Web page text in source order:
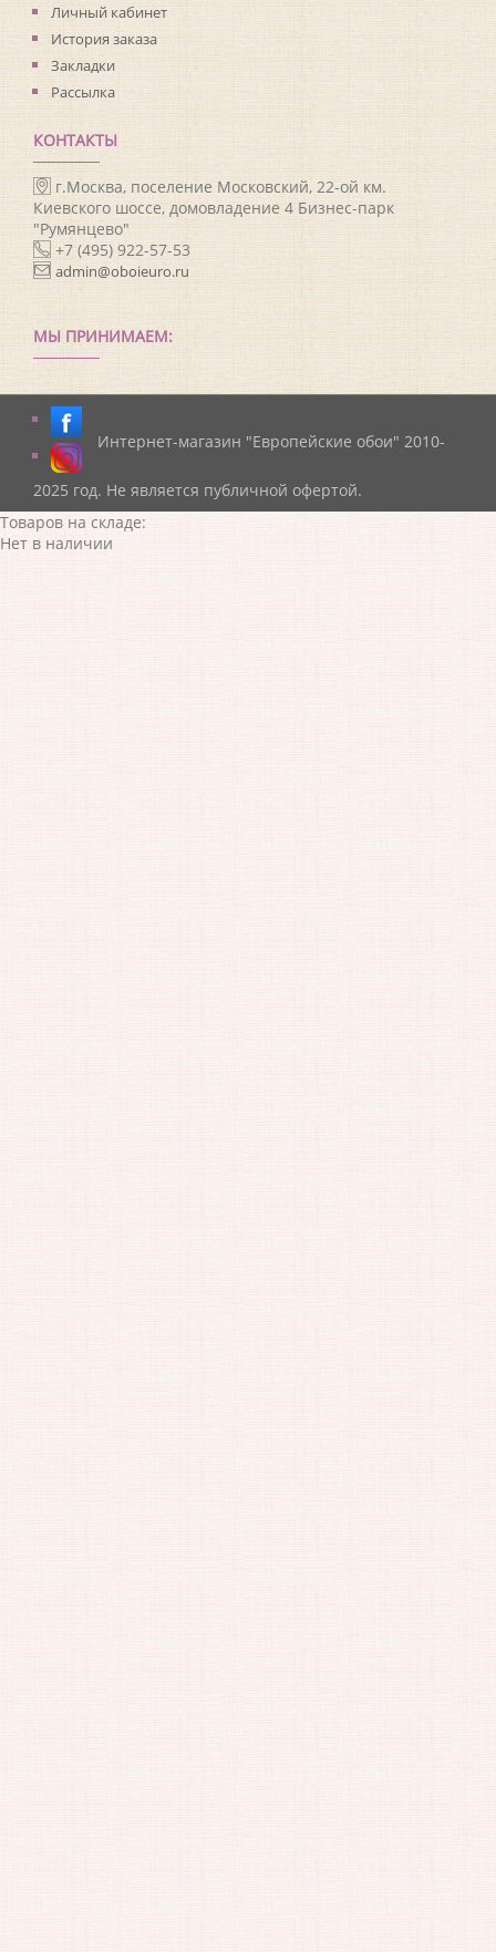
Личный кабинет
История заказа
Закладки
Рассылка
КОНТАКТЫ
г.Москва, поселение Московский, 22-ой км.
Киевского шоссе, домовладение 4 Бизнес-парк
"Румянцево"
+7 (495) 922-57-53
admin@oboieuro.ru
МЫ ПРИНИМАЕМ:
Интернет-магазин "Европейские обои" 2010-
2025 год. Не является публичной офертой.
Товаров на складе:
Нет в наличии